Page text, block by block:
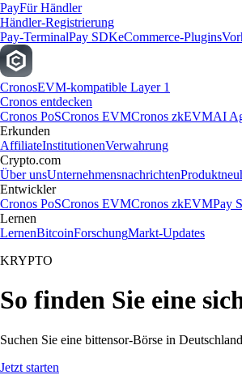
PayFür Händler
Händler-Registrierung
Pay-TerminalPay SDKeCommerce-Plugins
CronosEVM-kompatible Layer 1
Cronos entdecken
Cronos PoSCronos EVMCronos zkEVMAI
Erkunden
AffiliateInstitutionenVerwahrung
Crypto.com
Über unsUnternehmensnachrichten
Entwickler
Cronos PoSCronos EVMCronos zkEVMPay
Lernen
LernenBitcoinForschungMarkt-Updates
KRYPTO
So finden Sie eine
Suchen Sie eine bittensor-Börse in
Jetzt starten